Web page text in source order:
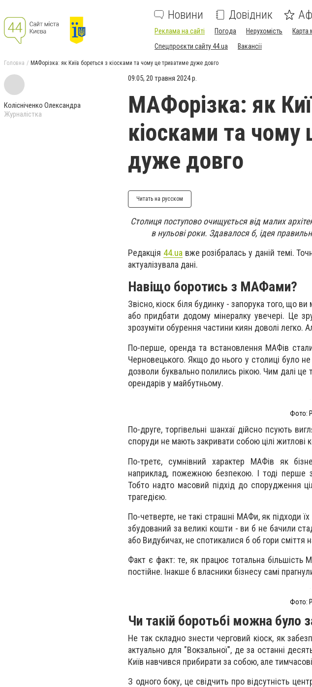
Новини Довідник
Реклама на сайті Погода Нерухомість Карта
Спецпроєкти сайту 44.ua
Вакансії
Головна МАФорізка: як Київ бореться з кіосками та чому це триватиме дуже довго
Колісніченко Олександра
Журналістка
09:05, 20 травня 2024 р.
МАФорізка: як
кіосками та чому
дуже довго
Читать на русском
Столиця поступово очищується від малих
в нульові роки. Здавалося б, ідея
Редакція 44.ua вже розібралась у даній темі.
актуалізувала дані.
Навіщо боротись з МАФами?
Звісно, кіоск біля будинку - запорука того, що
або придбати додому мінералку увечері. Це
зрозуміти обурення частини киян доволі легко.
По-перше, оренда та встановлення МАФів
Черновецького. Якщо до нього у столиці було
дозволи буквально полились рікою. Чим далі це
орендарів у майбутньому.
Фото:
По-друге, торгівельні шанхаї дійсно псують
споруди не мають закривати собою цілі житлові
По-третє, сумнівний характер МАФів як
наприклад, пожежною безпекою. І тоді перше
Тобто надто масовий підхід до спорудження
трагедією.
По-четверте, не такі страшні МАФи, як підходи
збудований за великі кошти - ви б не бачили
або Видубичах, не спотикалися б об гори сміття
Факт є факт: те, як працює тотальна більшість
постійне. Інакше б власники бізнесу самі
Фото:
Чи такій боротьбі можна було
Не так складно знести черговий кіоск, як
актуально для "Вокзальної", де за останні
Київ навчився прибирати за собою, але
З одного боку, це свідчить про відсутність